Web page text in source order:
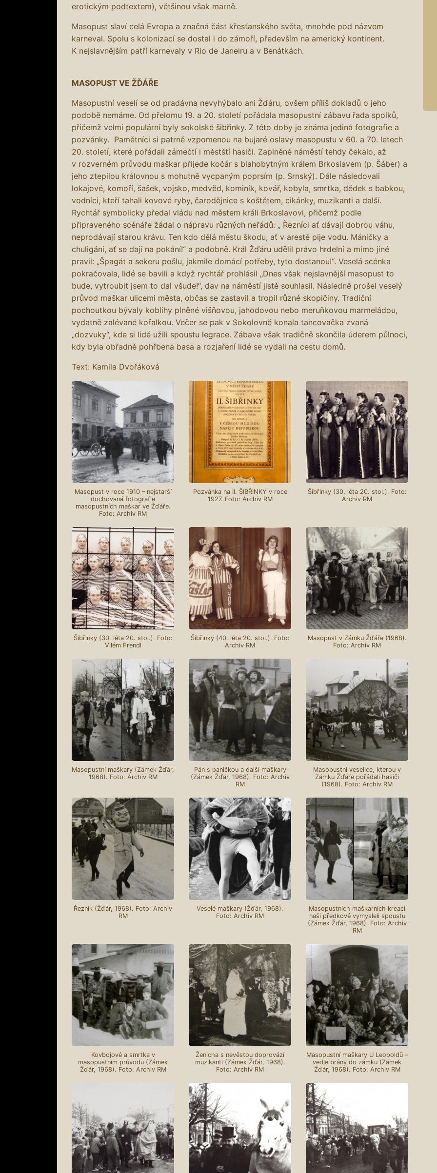
erotickým podtextem), většinou však marně.
Masopust slaví celá Evropa a značná část křesťanského světa, mnohde pod názvem
karneval. Spolu s kolonizací se dostal i do zámoří, především na americký kontinent.
K nejslavnějším patří karnevaly v Rio de Janeiru a v Benátkách.
MASOPUST VE ŽĎÁŘE
Masopustní veselí se od pradávna nevyhýbalo ani Žďáru, ovšem příliš dokladů o jeho
podobě nemáme. Od přelomu 19. a 20. století pořádala masopustní zábavu řada spolků,
přičemž velmi populární byly sokolské šibřinky. Z této doby je známa jediná fotografie a
pozvánky. Pamětníci si patrně vzpomenou na bujaré oslavy masopustu v 60. a 70. letech
20. století, které pořádali zámečtí i městští hasiči. Zaplněné náměstí tehdy čekalo, až
v rozverném průvodu maškar přijede kočár s blahobytným králem Brkoslavem (p. Šáber) a
jeho ztepilou královnou s mohutně vycpaným poprsím (p. Srnský). Dále následovali
lokajové, komoří, šašek, vojsko, medvěd, kominík, kovář, kobyla, smrtka, dědek s babkou,
vodníci, kteří tahali kovové ryby, čarodějnice s koštětem, cikánky, muzikanti a další.
Rychtář symbolicky předal vládu nad městem králi Brkoslavovi, přičemž podle
připraveného scénáře žádal o nápravu různých neřádů: „ Řezníci ať dávají dobrou váhu,
neprodávají starou krávu. Ten kdo dělá městu škodu, ať v arestě pije vodu. Máničky a
chuligáni, ať se dají na pokání!“ a podobně. Král Žďáru udělil právo hrdelní a mimo jiné
pravil: „Špagát a sekeru pošlu, jakmile domácí potřeby, tyto dostanou!“. Veselá scénka
pokračovala, lidé se bavili a když rychtář prohlásil „Dnes však nejslavnější masopust to
bude, vytroubit jsem to dal všude!“, dav na náměstí jistě souhlasil. Následně prošel veselý
průvod maškar ulicemi města, občas se zastavil a tropil různé skopičiny. Tradiční
pochoutkou bývaly koblihy plněné višňovou, jahodovou nebo meruňkovou marmeládou,
vydatně zalévané kořalkou. Večer se pak v Sokolovně konala tancovačka zvaná
„dozvuky“, kde si lidé užili spoustu legrace. Zábava však tradičně skončila úderem půlnoci,
kdy byla obřadně pohřbena basa a rozjaření lidé se vydali na cestu domů.
Text: Kamila Dvořáková
Masopust v roce 1910 – nejstarší
dochovaná fotografie
masopustních maškar ve Žďáře.
Foto: Archiv RM
Pozvánka na II. ŠIBŘINKY v roce
1927. Foto: Archiv RM
Šibřinky (30. léta 20. stol.). Foto:
Archiv RM
Šibřinky (30. léta 20. stol.). Foto:
Vilém Frendl
Šibřinky (40. léta 20. stol.). Foto:
Archiv RM
Masopust v Zámku Žďáře (1968).
Foto: Archiv RM
Masopustní maškary (Zámek Žďár,
1968). Foto: Archiv RM
Pán s paničkou a další maškary
(Zámek Žďár, 1968). Foto: Archiv
RM
Masopustní veselice, kterou v
Zámku Žďáře pořádali hasiči
(1968). Foto: Archiv RM
Řezník (Žďár, 1968). Foto: Archiv
RM
Veselé maškary (Žďár, 1968).
Foto: Archiv RM
Masopustních maškarních kreací
naši předkové vymysleli spoustu
(Zámek Žďár, 1968). Foto: Archiv
RM
Kovbojové a smrtka v
masopustním průvodu (Zámek
Žďár, 1968). Foto: Archiv RM
Ženicha s nevěstou doprovází
muzikanti (Zámek Žďár, 1968).
Foto: Archiv RM
Masopustní maškary U Leopoldů –
vedle brány do zámku (Zámek
Žďár, 1968). Foto: Archiv RM